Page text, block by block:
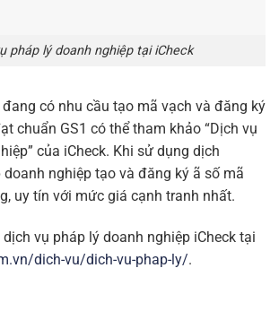
pháp lý doanh nghiệp tại iCheck
đang có nhu cầu tạo mã vạch và đăng ký
chuẩn GS1 có thể tham khảo “Dịch vụ
của iCheck. Khi sử dụng dịch
doanh nghiệp tạo và đăng ký ã số mã
uy tín với mức giá cạnh tranh nhất.
vụ pháp lý doanh nghiệp iCheck tại
dich-vu/dich-vu-phap-ly/.